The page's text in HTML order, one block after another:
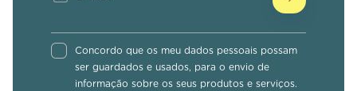
Concordo que os meu dados pessoais possam
ser guardados e usados, para o envio de
informação sobre os seus produtos e serviços.